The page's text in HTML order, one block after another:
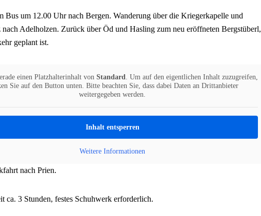
Bus um 12.00 Uhr nach Bergen. Wanderung über die Kriegerkapelle und
nach Adelholzen. Zurück über Öd und Hasling zum neu eröffneten Bergstüberl,
geplant ist.
einen Platzhalterinhalt von Standard. Um auf den eigentlichen Inhalt zuzugreifen,
Sie auf den Button unten. Bitte beachten Sie, dass dabei Daten an Drittanbieter
weitergegeben werden.
Inhalt entsperren
Weitere Informationen
nach Prien.
ca. 3 Stunden, festes Schuhwerk erforderlich.